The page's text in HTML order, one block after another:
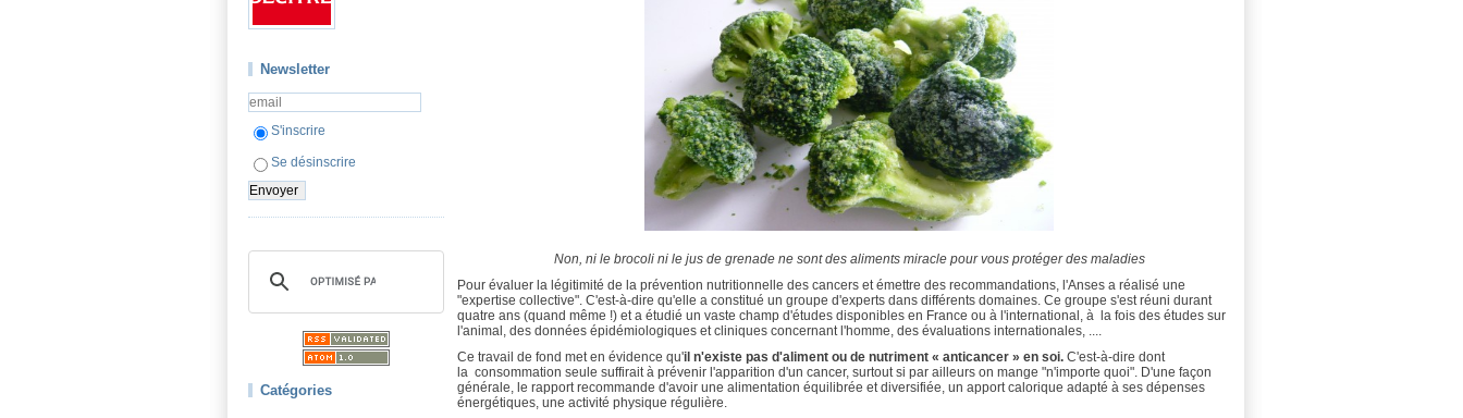
Newsletter
S'inscrire
Se désinscrire
Catégories
Non, ni le brocoli ni le jus de grenade ne sont des aliments miracle pour vous protéger des maladies
Pour évaluer la légitimité de la prévention nutritionnelle des cancers et émettre des recommandations, l'Anses a réalisé une
"expertise collective" . C'est-à-dire qu'elle a constitué un groupe d'experts dans différents domaines. Ce groupe s'est réuni durant
quatre ans (quand même !) et a étudié un vaste champ d'études disponibles en France ou à l'international, à la fois des études sur
l'animal, des données épidémiologiques et cliniques concernant l'homme, des évaluations internationales, ....
Ce travail de fond met en évidence qu'il n'existe pas d'aliment ou de nutriment « anticancer » en soi. C'est-à-dire dont
la consommation seule suffirait à prévenir l'apparition d'un cancer, surtout si par ailleurs on mange "n'importe quoi". D'une façon
générale, le rapport recommande d'avoir une alimentation équilibrée et diversifiée, un apport calorique adapté à ses dépenses
énergétiques, une activité physique régulière.